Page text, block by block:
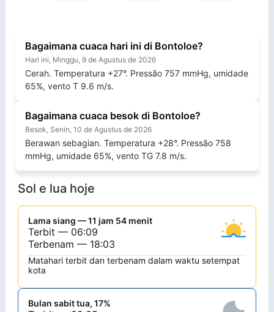
Bagaimana cuaca hari ini di Bontoloe?
Hari ini, Minggu, 9 de Agustus de 2026
Cerah. Temperatura +27°. Pressão 757 mmHg, umidade
65%, vento T 9.6 m/s.
Bagaimana cuaca besok di Bontoloe?
Besok, Senin, 10 de Agustus de 2026
Berawan sebagian. Temperatura +28°. Pressão 758
mmHg, umidade 65%, vento TG 7.8 m/s.
Sol e lua hoje
Lama siang — 11 jam 54 menit
Terbit — 06:09
Terbenam — 18:03
Matahari terbit dan terbenam dalam waktu setempat
kota
Bulan sabit tua, 17%